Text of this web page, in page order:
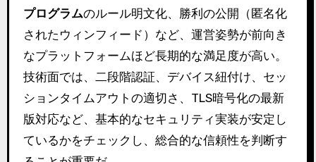
プログラムのルール明文化、勝利の公開（匿名化
されたウィンフィード）など、運営姿勢が前向き
なプラットフォームほど長期的な満足度が高い。
技術面では、二段階認証、デバイス紐付け、セッ
ションタイムアウトの適切さ、TLS暗号化の最新
版対応など、基本的なセキュリティ実装が安定し
ているかをチェックし、総合的な信頼性を判断す